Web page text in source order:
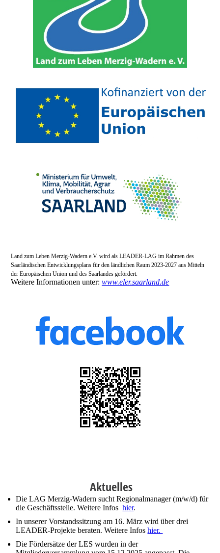
Land zum Leben Merzig-Wadern e.V. wird als LEADER-LAG im Rahmen des
Saarländischen Entwicklungsplans für den ländlichen Raum 2023-2027 aus Mitteln
der Europäischen Union und des Saarlandes gefördert.
Weitere Informationen unter:www.eler.saarland.de
Aktuelles
Die LAG Merzig-Wadern sucht Regionalmanager (m/w/d) für
die Geschäftsstelle. Weitere Infoshier.
In unserer Vorstandssitzung am 16. März wird über drei
LEADER-Projekte beraten. Weitere Infoshier.
Die Fördersätze der LES wurden in der